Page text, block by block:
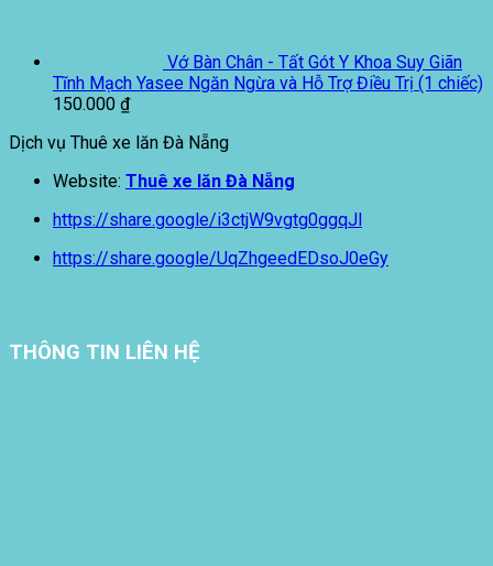
Vớ Bàn Chân - Tất Gót Y Khoa Suy Giãn
Tĩnh Mạch Yasee Ngăn Ngừa và Hỗ Trợ Điều Trị (1 chiếc)
150.000 ₫
Dịch vụ Thuê xe lăn Đà Nẵng
Website: Thuê xe lăn Đà Nẵng
https://share.google/i3ctjW9vgtg0ggqJl
https://share.google/UqZhgeedEDsoJ0eGy
THÔNG TIN LIÊN HỆ